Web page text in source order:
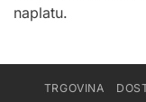
naplatu.
TRGOVINA